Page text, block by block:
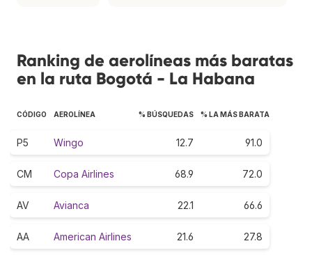
Ranking de aerolíneas más baratas
en la ruta Bogotá - La Habana
CÓDIGO AEROLÍNEA % BÚSQUEDAS % LA MÁS BARATA
P5 Wingo 12.7 91.0
CM Copa Airlines 68.9 72.0
AV Avianca 22.1 66.6
AA American Airlines 21.6 27.8